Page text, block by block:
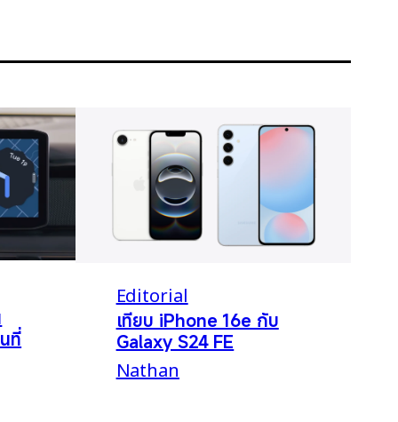
ที่
Editorial
เทียบ iPhone 16e กับ
Galaxy S24 FE
Nathan